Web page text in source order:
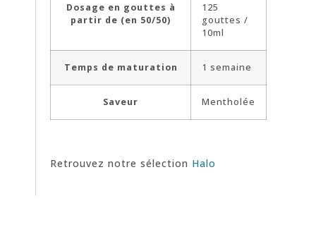
Dosage en gouttes à
partir de (en 50/50)
125
gouttes /
10ml
Temps de maturation 1 semaine
Saveur Mentholée
Retrouvez notre sélection Halo